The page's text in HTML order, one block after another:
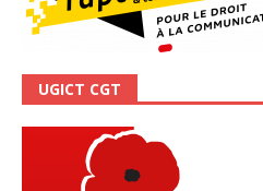
UGICT CGT